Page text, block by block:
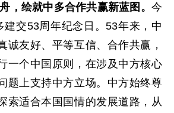
，绘就中多合作共赢新蓝图。 今
建交53周年纪念日。53年来，中
诚友好、平等互信、合作共赢，
一个中国原则，在涉及中方核心
题上支持中方立场。中方始终尊
索适合本国国情的发展道路，从